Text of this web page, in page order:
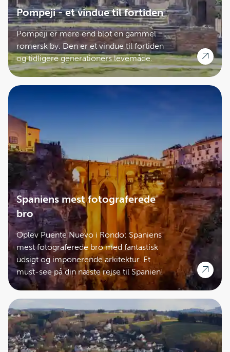
Pompeji - et vindue til fortiden
Pompeji er mere end blot en gammel
romersk by. Den er et vindue til fortiden
og tidligere generationers levemåde.
Spaniens mest fotograferede
bro
Oplev Puente Nuevo i Rondo: Spaniens
mest fotograferede bro med fantastisk
udsigt og imponerende arkitektur. Et
must-see på din næste rejse til Spanien!